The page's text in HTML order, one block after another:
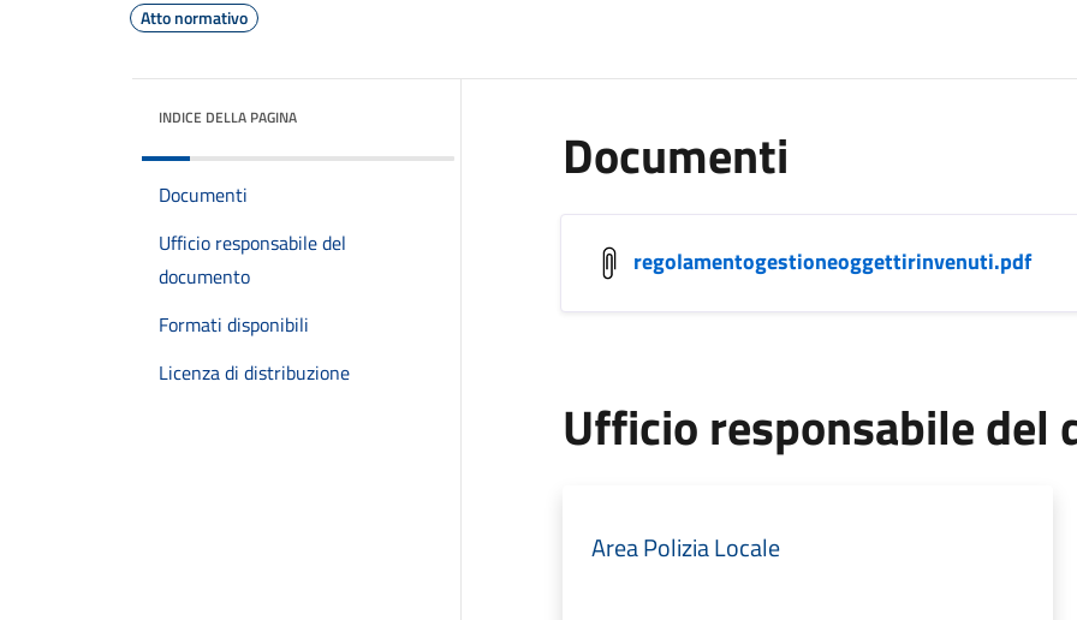
Atto normativo
INDICE DELLA PAGINA
Documenti
Ufficio responsabile del
documento
Formati disponibili
Licenza di distribuzione
Documenti
regolamentogestioneoggettirinvenuti.pdf
Ufficio responsabile del
Area Polizia Locale